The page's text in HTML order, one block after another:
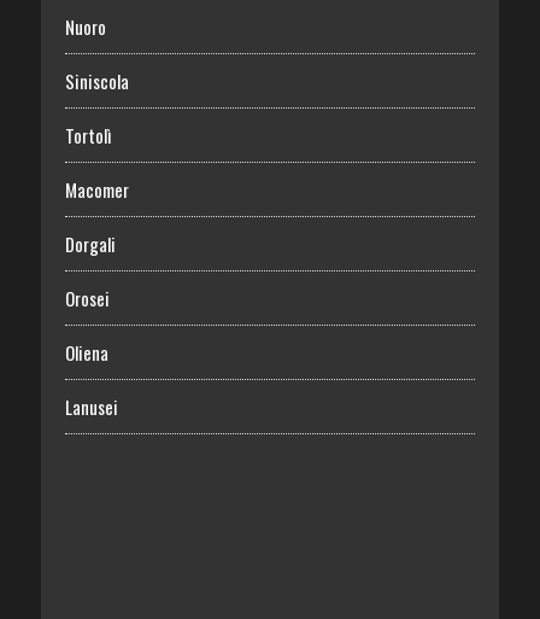
Nuoro
Siniscola
Tortolì
Macomer
Dorgali
Orosei
Oliena
Lanusei